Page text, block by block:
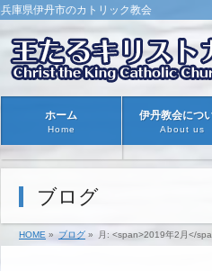
兵庫県伊丹市のカトリック教会
ホーム
Home
伊丹教会につ
About us
ブログ
HOME » ブログ » 月: <span>2019年2月</